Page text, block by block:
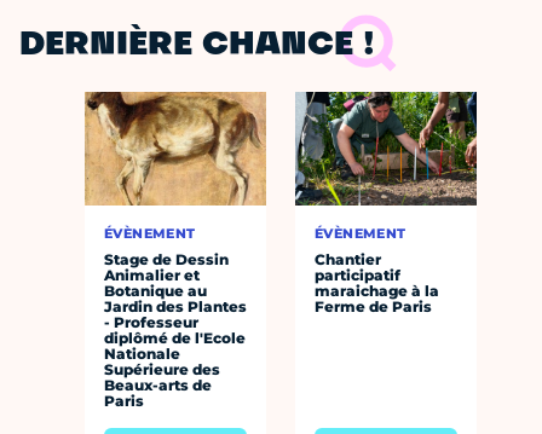
DERNIÈRE CHANCE !
ÉVÈNEMENT
Stage de Dessin
Animalier et
Botanique au
Jardin des Plantes
- Professeur
diplômé de l'Ecole
Nationale
Supérieure des
Beaux-arts de
Paris
ÉVÈNEMENT
Chantier
participatif
maraichage à la
Ferme de Paris